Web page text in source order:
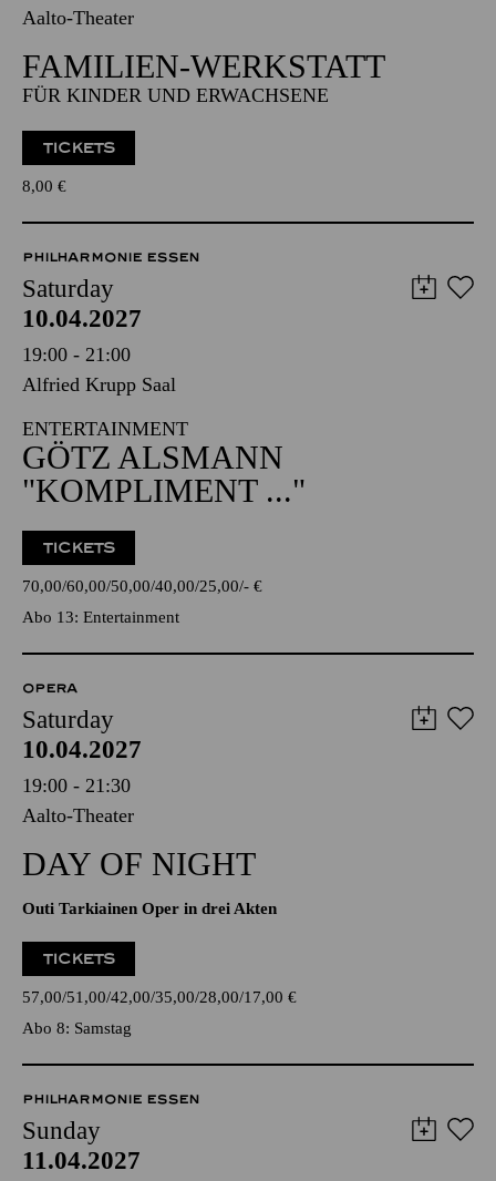
Aalto-Theater
FAMILIEN-WERKSTATT
FÜR KINDER UND ERWACHSENE
TICKETS
8,00 €
PHILHARMONIE ESSEN
Saturday
10.04.2027
19:00 - 21:00
Alfried Krupp Saal
ENTERTAINMENT
GÖTZ ALSMANN
"KOMPLIMENT ..."
TICKETS
70,00 60,00 50,00 40,00 25,00 - €
Abo 13: Entertainment
OPERA
Saturday
10.04.2027
19:00 - 21:30
Aalto-Theater
DAY OF NIGHT
Outi Tarkiainen Oper in drei Akten
TICKETS
57,00 51,00 42,00 35,00 28,00 17,00 €
Abo 8: Samstag
PHILHARMONIE ESSEN
Sunday
11.04.2027